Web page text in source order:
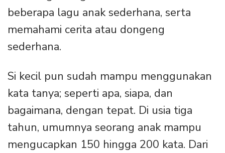
beberapa lagu anak sederhana, serta
memahami cerita atau dongeng
sederhana.
Si kecil pun sudah mampu menggunakan
kata tanya; seperti apa, siapa, dan
bagaimana, dengan tepat. Di usia tiga
tahun, umumnya seorang anak mampu
mengucapkan 150 hingga 200 kata. Dari